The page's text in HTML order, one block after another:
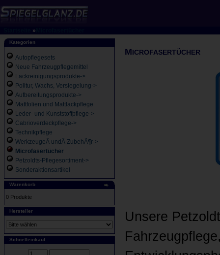
»
Kategorien
Autopflegesets
Neue Fahrzeugpflegemittel
Lackreinigungsprodukte->
Politur, Wachs, Versiegelung->
Aufbereitungsprodukte->
Mattfolien und Mattlackpflege
Leder- und Kunststoffpflege->
Cabrioverdeckpflege->
Technikpflege
WerkzeugeÂ undÂ ZubehÃ¶r->
Microfasertücher
Petzoldts-Pflegesortiment->
Sonderaktionsartikel
Warenkorb
0 Produkte
Hersteller
Schnelleinkauf
MICROFASERTÜCHER
Unsere